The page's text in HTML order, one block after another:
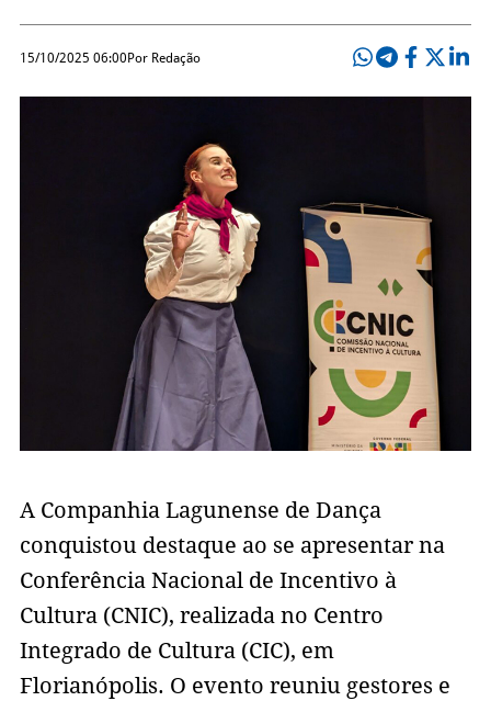
15/10/2025 06:00Por Redação
A Companhia Lagunense de Dança
conquistou destaque ao se apresentar na
Conferência Nacional de Incentivo à
Cultura (CNIC), realizada no Centro
Integrado de Cultura (CIC), em
Florianópolis. O evento reuniu gestores e